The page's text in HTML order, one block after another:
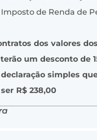
de Renda de
dos valores dos
um desconto de
simples
R$ 238,00